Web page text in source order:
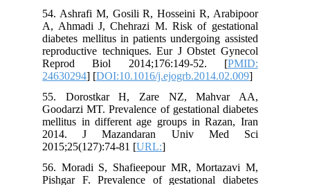
54. Ashrafi M, Gosili R, Hosseini R, Arabipoor
A, Ahmadi J, Chehrazi M. Risk of gestational
diabetes mellitus in patients undergoing assisted
reproductive techniques. Eur J Obstet Gynecol
Reprod Biol 2014;176:149-52. [PMID:
24630294] [DOI:10.1016/j.ejogrb.2014.02.009
55. Dorostkar H, Zare NZ, Mahvar AA,
Goodarzi MT. Prevalence of gestational diabetes
mellitus in different age groups in Razan, Iran
2014. J Mazandaran Univ Med Sci
2015;25(127):74-81 [URL:
56. Moradi S, Shafieepour MR, Mortazavi M,
Pishgar F. Prevalence of gestational diabetes